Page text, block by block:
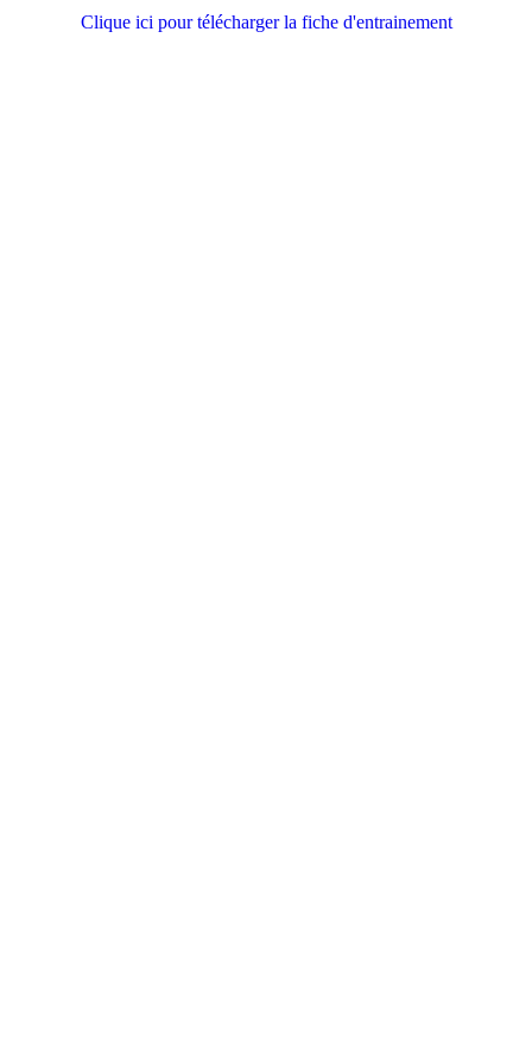
Clique ici pour télécharger la fiche d'entrainement